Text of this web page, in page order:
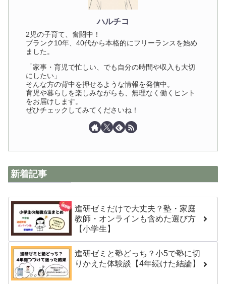
ハルチコ
2児の子育て、奮闘中！
ブランク10年、40代から本格的にフリーランスを始め
ました。
「家事・育児で忙しい、でも自分の時間や収入も大切
にしたい」
そんな方の背中を押せるような情報を発信中。
育児や暮らしを楽しみながらも、無理なく働くヒント
をお届けします。
ぜひチェックしてみてくださいね！
新着記事
進研ゼミだけで大丈夫？塾・家庭
教師・オンラインも含めた選び方
【小学生】
進研ゼミと塾どっち？小5で塾に切
りかえた体験談【4年続けた結論】